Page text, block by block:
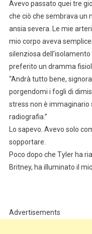
Avevo passato quei tre
che ciò che sembrava un
ansia severa. Le mie
mio corpo aveva
silenziosa
preferito un dramma
“Andrà tutto bene,
porgendomi i fogli di
stress non è immaginario
radiografia.”
Lo sapevo. Avevo solo
sopportare.
Poco dopo che Tyler ha
Britney, ha illuminato il
Advertisements